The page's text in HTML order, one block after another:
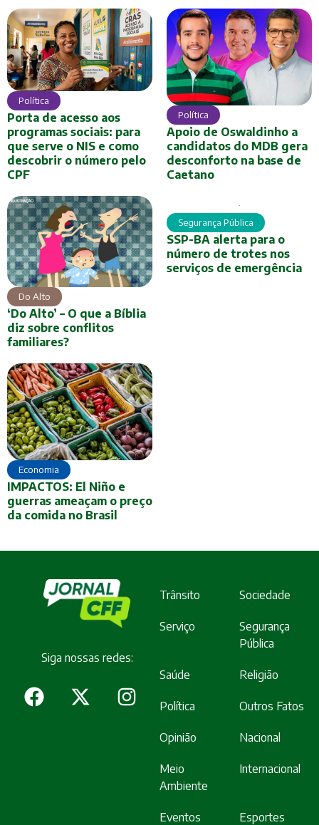
Política
Porta de acesso aos
programas sociais: para
que serve o NIS e como
descobrir o número pelo
CPF
Política
Apoio de Oswaldinho a
candidatos do MDB gera
desconforto na base de
Caetano
Do Alto
‘Do Alto’ – O que a Bíblia
diz sobre conflitos
familiares?
Segurança Pública
SSP-BA alerta para o
número de trotes nos
serviços de emergência
Economia
IMPACTOS: El Niño e
guerras ameaçam o preço
da comida no Brasil
Siga nossas redes:
Trânsito Sociedade
Serviço
Segurança
Pública
Saúde Religião
Política Outros Fatos
Opinião Nacional
Meio
Ambiente
Internacional
Eventos Esportes